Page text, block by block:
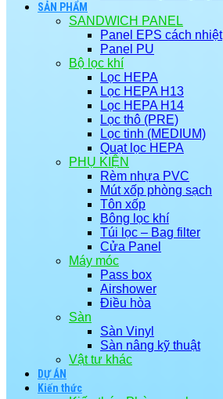
SẢN PHẨM
SANDWICH PANEL
Panel EPS cách nhiệt
Panel PU
Bộ lọc khí
Lọc HEPA
Lọc HEPA H13
Lọc HEPA H14
Lọc thô (PRE)
Lọc tinh (MEDIUM)
Quạt lọc HEPA
PHỤ KIỆN
Rèm nhựa PVC
Mút xốp phòng sạch
Tôn xốp
Bông lọc khí
Túi lọc – Bag filter
Cửa Panel
Máy móc
Pass box
Airshower
Điều hòa
Sàn
Sàn Vinyl
Sàn nâng kỹ thuật
Vật tư khác
DỰ ÁN
Kiến thức